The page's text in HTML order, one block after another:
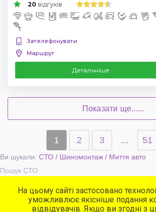
20 відгуків
Зателефонувати
Маршрут
Детальніше
Показати ще......
1 2 3 ... 51
Ви шукали: СТО / Шиномонтаж / Миття авто
Пошук СТО
Популярні сервіси
СТО
На цьому сайті застосовано
уможливлює якісніше подання
відвідувачів. Якщо ви згодні з